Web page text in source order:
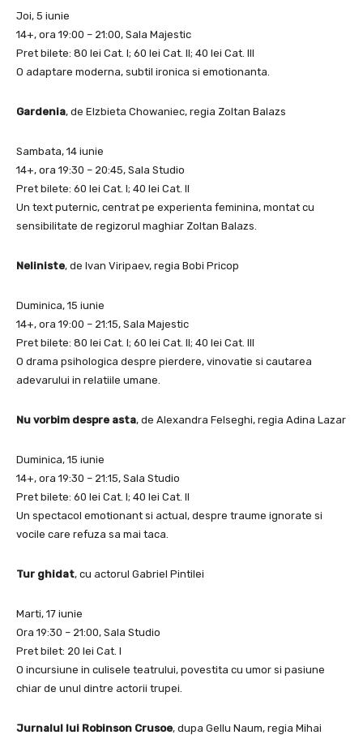
Joi, 5 iunie
14+, ora 19:00 – 21:00, Sala Majestic
Pret bilete: 80 lei Cat. I; 60 lei Cat. II; 40 lei Cat. III
O adaptare moderna, subtil ironica si emotionanta.
Gardenia, de Elzbieta Chowaniec, regia Zoltan Balazs
Sambata, 14 iunie
14+, ora 19:30 – 20:45, Sala Studio
Pret bilete: 60 lei Cat. I; 40 lei Cat. II
Un text puternic, centrat pe experienta feminina, montat cu
sensibilitate de regizorul maghiar Zoltan Balazs.
Neliniste, de Ivan Viripaev, regia Bobi Pricop
Duminica, 15 iunie
14+, ora 19:00 – 21:15, Sala Majestic
Pret bilete: 80 lei Cat. I; 60 lei Cat. II; 40 lei Cat. III
O drama psihologica despre pierdere, vinovatie si cautarea
adevarului in relatiile umane.
Nu vorbim despre asta, de Alexandra Felseghi, regia Adina Lazar
Duminica, 15 iunie
14+, ora 19:30 – 21:15, Sala Studio
Pret bilete: 60 lei Cat. I; 40 lei Cat. II
Un spectacol emotionant si actual, despre traume ignorate si
vocile care refuza sa mai taca.
Tur ghidat, cu actorul Gabriel Pintilei
Marti, 17 iunie
Ora 19:30 – 21:00, Sala Studio
Pret bilet: 20 lei Cat. I
O incursiune in culisele teatrului, povestita cu umor si pasiune
chiar de unul dintre actorii trupei.
Jurnalul lui Robinson Crusoe, dupa Gellu Naum, regia Mihai